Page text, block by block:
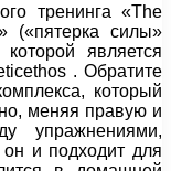
тренинга «The
(«пятерка силы»
является
. Обратите
который
меняя правую и
упражнениями,
и подходит для